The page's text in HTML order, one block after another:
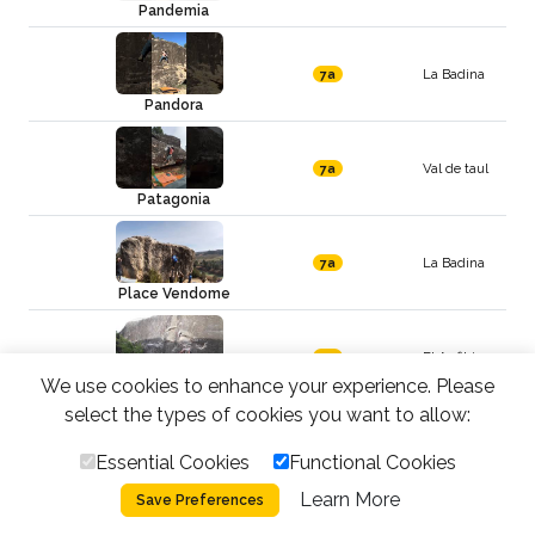
Pandemia
Pandora
7a La Badina
Patagonia
7a Val de taul
Place Vendome
7a La Badina
Plan B
7a El Anfibio
Puerto nuclear
We use cookies to enhance your experience. Please
select the types of cookies you want to allow:
Essential Cookies Functional Cookies
Save Preferences Learn More